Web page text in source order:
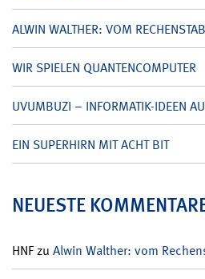
ALWIN WALTHER: VOM
WIR SPIELEN QUANTENCOMPUTER
UVUMBUZI – INFORMATIK-IDEEN
EIN SUPERHIRN MIT ACHT BIT
NEUESTE
HNFzu Alwin Walther: vom